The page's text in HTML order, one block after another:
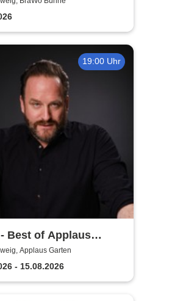
19:00 Uhr
Best of Applaus
Applaus Garten
- 15.08.2026